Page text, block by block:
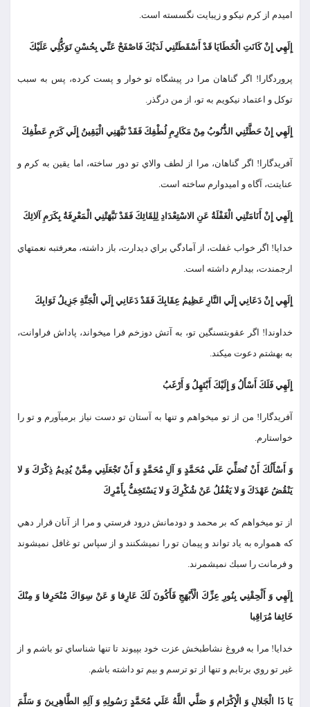
اميدم از كرم نيكو و زيبايت نگسسته است.
إِلَهِي إِنْ كَانَتِ الْخَطَايَا قَدْ أَسْقَطَتْنِي لَدَيْكَ فَاصْفَحْ عَنِّي بِحُسْنِ تَوَكُّلِي عَلَيْكَ
پروردگارا! اگر گناهان مرا در پيشگاه تو خوار و پست كرده، پس به سبب
توكل و اعتماد نيكويم به تو، از من درگذر.
إِلَهِي إِنْ حَطَّتْنِي الذُّنُوبُ مِنْ مَكَارِمِ لُطْفِكَ فَقَدْ نَبَّهَنِي الْيَقِينُ إِلَي كَرَمِ عَطْفِكَ
آفريدگارا! اگر گناهان، مرا از لطف والاي تو دور ساخته، اما يقين به كرم و
عنايتت، آگاه و اميدوارم ساخته است.
إِلَهِي إِنْ أَنَامَتْنِي الْغَفْلَةُ عَنِ الاسْتِعْدَادِ لِلِقَائِكَ فَقَدْ نَبَّهَتْنِي الْمَعْرِفَةُ بِكَرَمِ آلائِكَ
خدايا! اگر خواب غفلت، از آمادگي براي ديدارت، باز داشته، معرفت‏به نعمتهاي
ارجمندت، بيدارم داشته است.
إِلَهِي إِنْ دَعَانِي إِلَي النَّارِ عَظِيمُ عِقَابِكَ فَقَدْ دَعَانِي إِلَي الْجَنَّةِ جَزِيلُ ثَوَابِكَ
خداوندا! اگر عقوبت‏سنگين تو، به آتش دوزخم فرا مي‏خواند، پاداش فراوانت،
به بهشتم دعوت مي‏كند.
إِلَهِي فَلَكَ أَسْأَلُ وَ إِلَيْكَ أَبْتَهِلُ وَ أَرْغَبُ
آفريدگارا! من از تو مي‏خواهم و تنها به آستان تو دست نياز برمي‏آورم و تو را
خواستارم.
وَ أَسْأَلُكَ أَنْ تُصَلِّيَ عَلَي مُحَمَّدٍ وَ آلِ مُحَمَّدٍ وَ أَنْ تَجْعَلَنِي مِمَّنْ يُدِيمُ ذِكْرَكَ وَ لا
يَنْقُضُ عَهْدَكَ وَ لا يَغْفُلُ عَنْ شُكْرِكَ وَ لا يَسْتَخِفُّ بِأَمْرِكَ
از تو مي‏خواهم كه بر محمد و دودمانش درود فرستي و مرا از آنان قرار دهي
كه همواره به ياد تواند و پيمان تو را نمي‏شكنند و از سپاس تو غافل نمي‏شوند
و فرمانت را سبك نمي‏شمرند.
إِلَهِي وَ أَلْحِقْنِي بِنُورِ عِزِّكَ الْأَبْهَجِ فَأَكُونَ لَكَ عَارِفا وَ عَنْ سِوَاكَ مُنْحَرِفا وَ مِنْكَ
خَائِفا مُرَاقِبا
خدايا! مرا به فروغ نشاطبخش عزت خود بپيوند تا تنها شناساي تو باشم و از
غير تو روي برتابم و تنها از تو ترسم و بيم تو داشته باشم.
يَا ذَا الْجَلالِ وَ الْإِكْرَامِ وَ صَلَّي اللَّهُ عَلَي مُحَمَّدٍ رَسُولِهِ وَ آلِهِ الطَّاهِرِينَ وَ سَلَّمَ